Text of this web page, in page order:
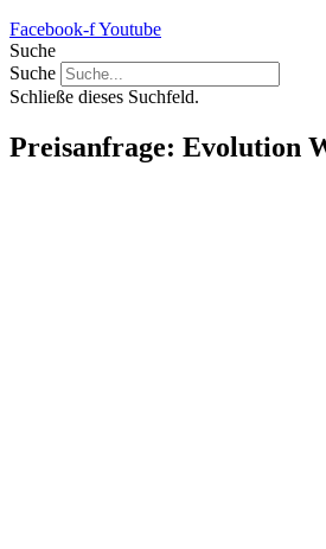
Facebook-fYoutube
Suche
Suche
Schließe dieses Suchfeld.
Preisanfrage: Evolution